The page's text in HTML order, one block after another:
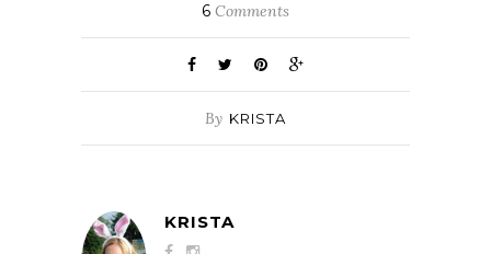
6 Comments
By KRISTA
KRISTA